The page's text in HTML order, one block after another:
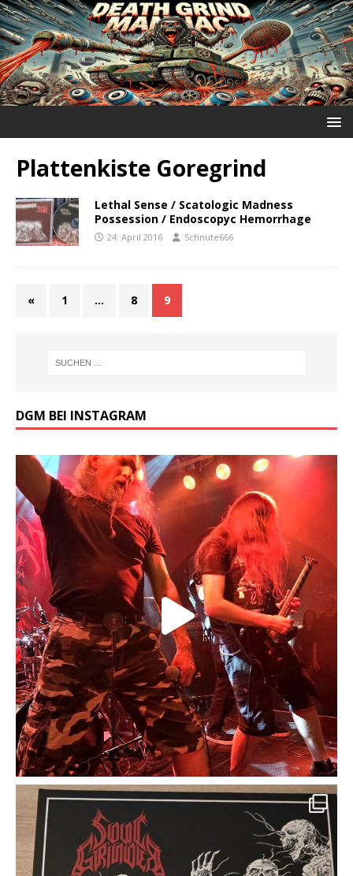
Plattenkiste Goregrind
Lethal Sense / Scatologic Madness
Possession / Endoscopyc Hemorrhage
24. April 2016 Schnute666
« 1 … 8 9
DGM BEI INSTAGRAM